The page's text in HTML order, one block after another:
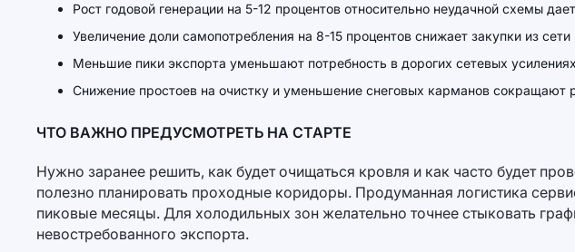
Рост годовой генерации на 5-12 процентов относительно неудачной схемы
Увеличение доли самопотребления на 8-15 процентов снижает закупки из
Меньшие пики экспорта уменьшают потребность в дорогих сетевых
Снижение простоев на очистку и уменьшение снеговых карманов
ЧТО ВАЖНО ПРЕДУСМОТРЕТЬ НА СТАРТЕ
Нужно заранее решить, как будет очищаться кровля и как часто будет
полезно планировать проходные коридоры. Продуманная логистика
пиковые месяцы. Для холодильных зон желательно точнее стыковать
невостребованного экспорта.